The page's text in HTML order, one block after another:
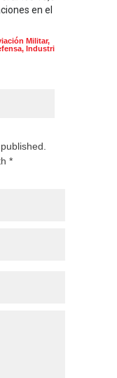
en el
Militar,
, Industria
*